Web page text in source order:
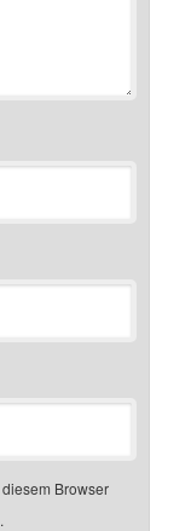
Browser